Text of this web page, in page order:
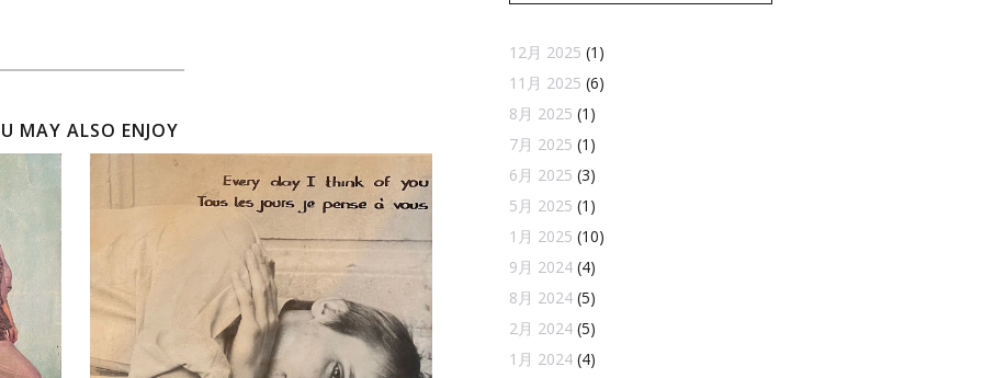
MAY ALSO ENJOY
12月 2025 (1)
11月 2025 (6)
8月 2025 (1)
7月 2025 (1)
6月 2025 (3)
5月 2025 (1)
1月 2025 (10)
9月 2024 (4)
8月 2024 (5)
2月 2024 (5)
1月 2024 (4)